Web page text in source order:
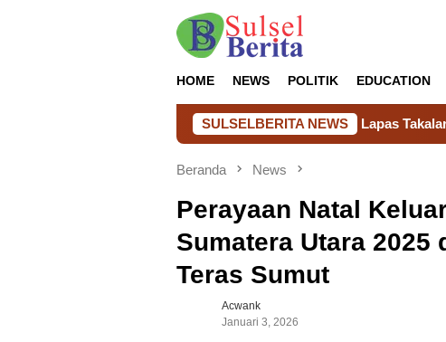
HOME NEWS POLITIK EDUCATION
SULSELBERITA NEWS
Lapas Takalar Hadirkan Kepedulian Nyata
Beranda News
Perayaan Natal
Sumatera Utara
Teras Sumut
Acwank
Januari 3, 2026